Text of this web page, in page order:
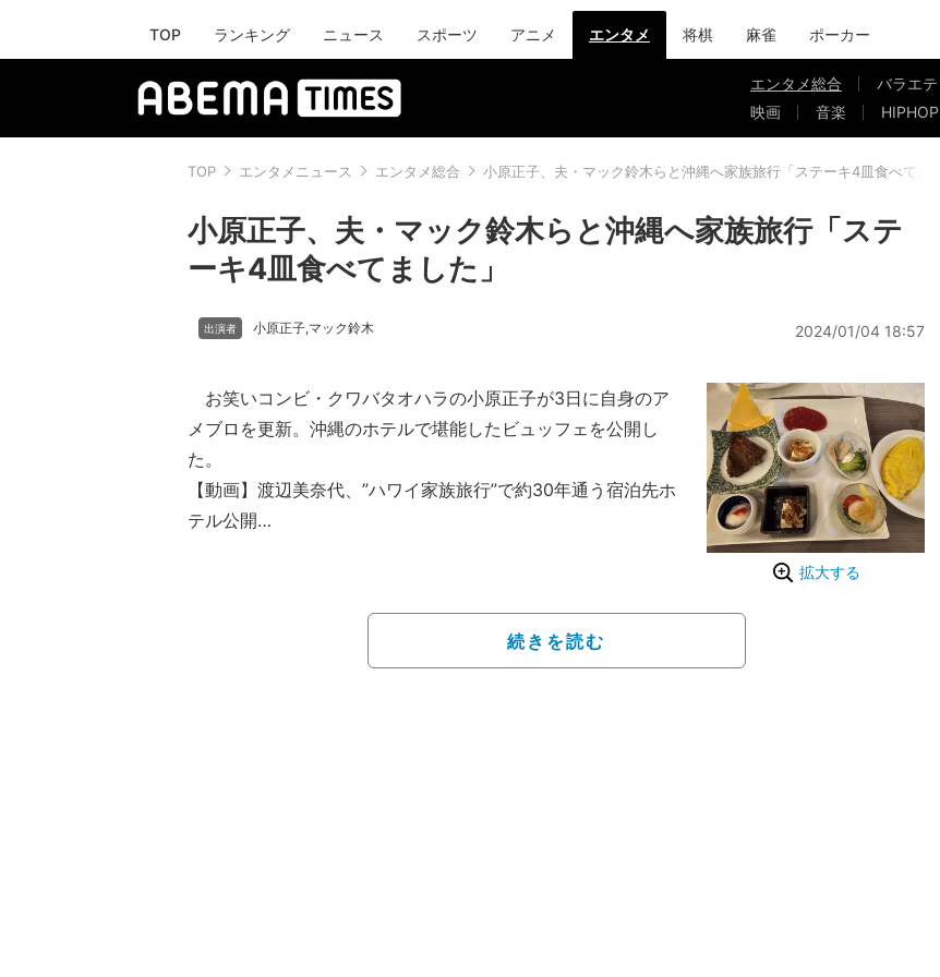
TOP ランキング ニュース スポーツ アニメ エンタメ 将棋 麻雀 ポーカー
エンタメ総合 バラエテ
映画
音楽 HIPHOP
TOP エンタメニュース エンタメ総合 小原正子、夫・マック鈴木らと沖縄へ家族旅行「ステーキ4皿食べてま
小原正子、夫・マック鈴木らと沖縄へ家族旅行「ステ
ーキ4皿食べてました」
小原正子,マック鈴木 2024/01/04 18:57
拡大する
お笑いコンビ・クワバタオハラの小原正子が3日に自身のア
メブロを更新。沖縄のホテルで堪能したビュッフェを公開し
た。
【動画】渡辺美奈代、”ハワイ家族旅行”で約30年通う宿泊先ホ
テル公開
テルを紹介。「沖縄料理も色々あって美味しい朝食ビュッフェ
で嬉しい」と述べ、「温水プールがあることと、薬丸裕英さん
のブログで、ここの朝食が美味しいと書かれていたので宿泊す
続きを読む